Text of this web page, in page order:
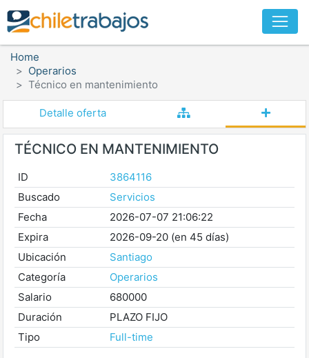
Home
Operarios
Técnico en mantenimiento
Detalle oferta
TÉCNICO EN MANTENIMIENTO
ID
3864116
Buscado
Servicios
Fecha
2026-07-07 21:06:22
Expira
2026-09-20 (en 45 días)
Ubicación
Santiago
Categoría
Operarios
Salario
680000
Duración
PLAZO FIJO
Tipo
Full-time